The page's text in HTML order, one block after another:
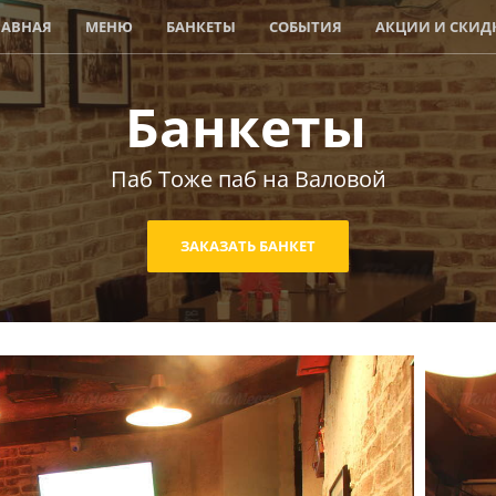
МЕНЮ БАНКЕТЫ СОБЫТИЯ АКЦИИ И
Банкеты
Паб Тоже паб на Валовой
ЗАКАЗАТЬ БАНКЕТ